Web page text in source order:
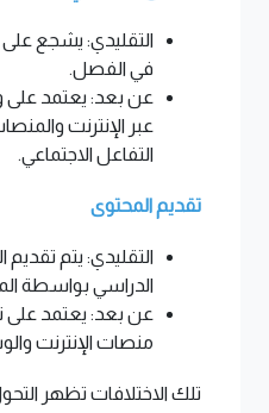
التقليدي: يشجع على
في الفصل.
عن بعد: يعتمد على
عبر الإنترنت
التفاعل الاجتماعي.
تقديم المحتوى
التقليدي: يتم
الدراسي بواسطة
عن بعد: يعتمد على
منصات الإنترنت
تلك الاختلافات تظهر